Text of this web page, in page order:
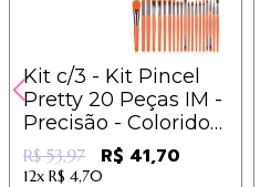
Kit c/3 - Kit Pincel
Pretty 20 Peças IM -
Precisão - Coloridos
- 13,90
R$ 53,97 R$ 41,70
12x R$ 4,70